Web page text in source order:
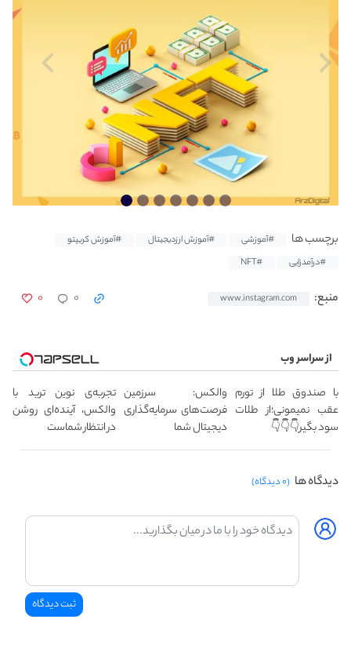
برچسب ها #آموزشی #آموزش ارزدیجیتال
#آموزش کریپتو
#درآمدزایی
#NFT
منبع: www.instagram.com ۰ ۰
از سراسر وب
با صندوق طلا از تورم
عقب نمیمونی؛از طلات
سود بگیر👇👇👇
والکس: سرزمین
فرصت‌های سرمایه‌گذاری
دیجیتال شما
تجربه‌ی نوین ترید با
والکس، آینده‌ای روشن
در انتظار شماست
دیدگاه ها (۰ دیدگاه)